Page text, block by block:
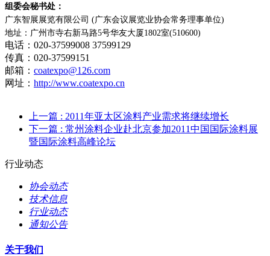
组委会秘书处：
广东智展展览有限公司 (广东会议展览业协会常务理事单位)
地址：广州市寺右新马路5号华友大厦1802室(510600)
电话：020-37599008 37599129
传真：020-37599151
邮箱： coatexpo@126.com
网址： http://www.coatexpo.cn
上一篇 : 2011年亚太区涂料产业需求将继续增长
下一篇 : 常州涂料企业赴北京参加2011中国国际涂料展
暨国际涂料高峰论坛
行业动态
协会动态
技术信息
行业动态
通知公告
关于我们